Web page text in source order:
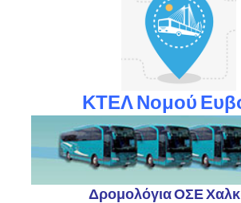
ΚΤΕΛ Νομού
Δρομολόγια ΟΣΕ